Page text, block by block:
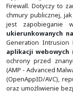
SASE (Secure
dla organizacji,
publicznych. Jej
z różnych
do usług
oddziałów z
bezpieczeństwa